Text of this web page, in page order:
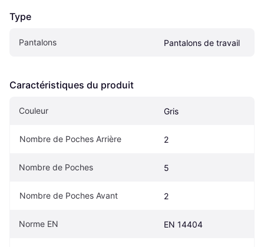
Type
Pantalons Pantalons de travail
Caractéristiques du produit
Couleur Gris
Nombre de Poches Arrière 2
Nombre de Poches 5
Nombre de Poches Avant 2
Norme EN EN 14404